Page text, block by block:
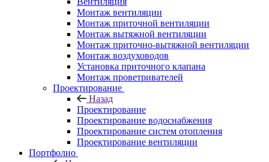
Монтаж вентиляции
Монтаж приточной вентиляции
Монтаж вытяжной вентиляции
Монтаж приточно-вытяжной вентиляции
Монтаж воздуховодов
Установка приточного клапана
Монтаж проветривателей
Проектирование
Назад
Проектирование
Проектирование водоснабжения
Проектирование систем отопления
Проектирование вентиляции
Портфолио